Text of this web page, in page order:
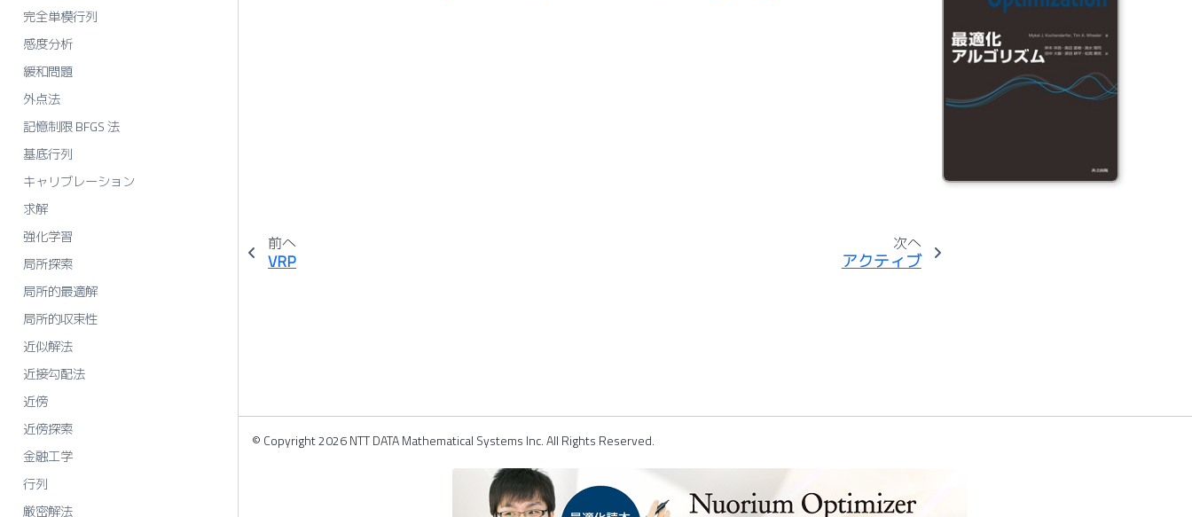
完全単模行列
感度分析
緩和問題
外点法
記憶制限 BFGS 法
基底行列
キャリブレーション
求解
強化学習
局所探索
局所的最適解
局所的収束性
近似解法
近接勾配法
近傍
近傍探索
金融工学
行列
厳密解法
前へ
VRP
次へ
アクティブ
© Copyright 2026 NTT DATA Mathematical Systems Inc. All Rights Reserved.